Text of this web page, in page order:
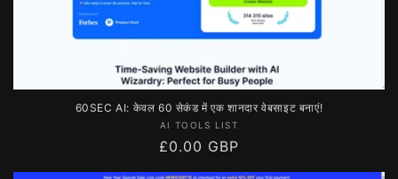
60SEC AI: केवल 60 सेकंड में एक शानदार वेबसाइट बनाएं!
विक्रेता:
AI TOOLS LIST
नियमित
रूप
£0.00 GBP